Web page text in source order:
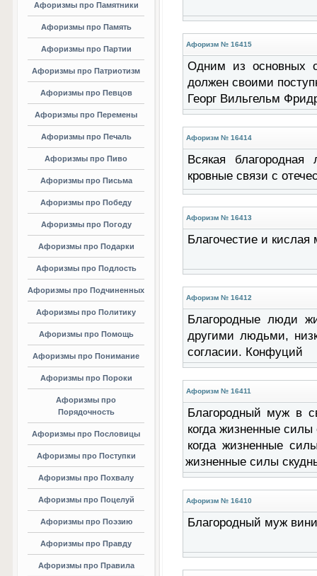
Афоризмы про Памятники
Афоризмы про Память
Афоризмы про Партии
Афоризмы про Патриотизм
Афоризмы про Певцов
Афоризмы про Перемены
Афоризмы про Печаль
Афоризмы про Пиво
Афоризмы про Письма
Афоризмы про Победу
Афоризмы про Погоду
Афоризмы про Подарки
Афоризмы про Подлость
Афоризмы про Подчиненных
Афоризмы про Политику
Афоризмы про Помощь
Афоризмы про Понимание
Афоризмы про Пороки
Афоризмы про
Порядочность
Афоризмы про Пословицы
Афоризмы про Поступки
Афоризмы про Похвалу
Афоризмы про Поцелуй
Афоризмы про Поэзию
Афоризмы про Правду
Афоризмы про Правила
Афоризм № 16415
Одним из основных
должен своими
Георг Вильгельм
Афоризм № 16414
Всякая благородная
кровные связи с
Афоризм № 16413
Благочестие и
Афоризм № 16412
Благородные люди
другими людьми,
согласии. Конфуций
Афоризм № 16411
Благородный муж в
когда жизненные
когда жизненные
жизненные силы
Афоризм № 16410
Благородный муж